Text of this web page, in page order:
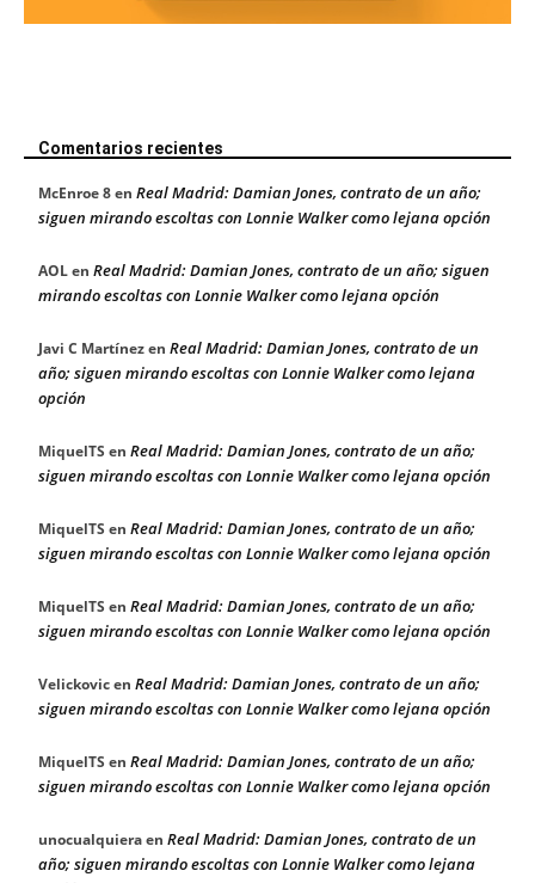
Comentarios recientes
McEnroe 8en Real Madrid: Damian Jones, contrato de un año;
siguen mirando escoltas con Lonnie Walker como lejana opción
AOLen Real Madrid: Damian Jones, contrato de un año; siguen
mirando escoltas con Lonnie Walker como lejana opción
Javi C Martínezen Real Madrid: Damian Jones, contrato de un
año; siguen mirando escoltas con Lonnie Walker como lejana
opción
MiquelTS en Real Madrid: Damian Jones, contrato de un año;
siguen mirando escoltas con Lonnie Walker como lejana opción
MiquelTS en Real Madrid: Damian Jones, contrato de un año;
siguen mirando escoltas con Lonnie Walker como lejana opción
MiquelTS en Real Madrid: Damian Jones, contrato de un año;
siguen mirando escoltas con Lonnie Walker como lejana opción
Velickovicen Real Madrid: Damian Jones, contrato de un año;
siguen mirando escoltas con Lonnie Walker como lejana opción
MiquelTS en Real Madrid: Damian Jones, contrato de un año;
siguen mirando escoltas con Lonnie Walker como lejana opción
unocualquieraen Real Madrid: Damian Jones, contrato de un
año; siguen mirando escoltas con Lonnie Walker como lejana